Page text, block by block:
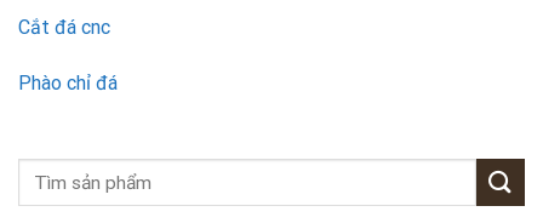
Cắt đá cnc
Phào chỉ đá